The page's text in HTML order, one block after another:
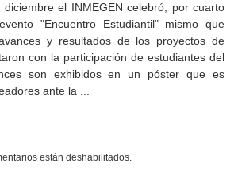
el INMEGEN celebró, por cuarto
"Encuentro Estudiantil" mismo que
y resultados de los proyectos de
con la participación de estudiantes del
son exhibidos en un póster que es
ante la ...
están deshabilitados.